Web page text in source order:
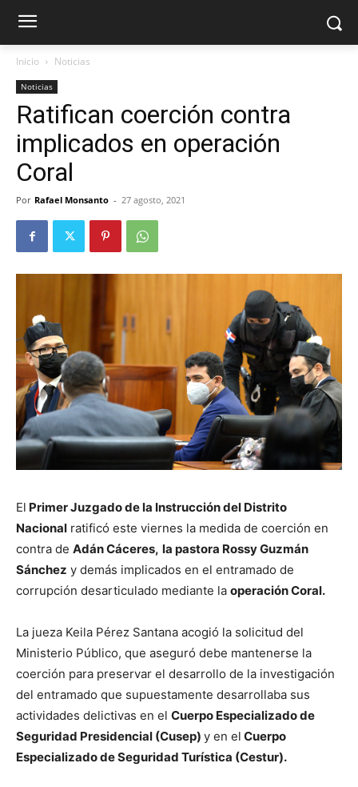
Inicio Noticias
Noticias
Ratifican coerción contra
implicados en operación
Coral
Por Rafael Monsanto - 27 agosto, 2021
El Primer Juzgado de la Instrucción del Distrito
Nacional ratificó este viernes la medida de coerción en
contra de Adán Cáceres, la pastora Rossy Guzmán
Sánchez y demás implicados en el entramado de
corrupción desarticulado mediante la operación Coral.
La jueza Keila Pérez Santana acogió la solicitud del
Ministerio Público, que aseguró debe mantenerse la
coerción para preservar el desarrollo de la investigación
del entramado que supuestamente desarrollaba sus
actividades delictivas en el Cuerpo Especializado de
Seguridad Presidencial (Cusep) y en el Cuerpo
Especializado de Seguridad Turística (Cestur).